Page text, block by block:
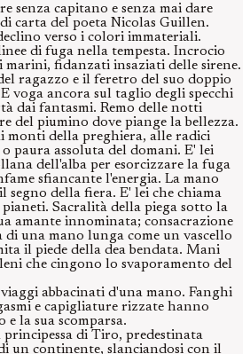
senza capitano e senza mai dare
carta del poeta Nicolas Guillen.
verso i colori immateriali.
di fuga nella tempesta. Incrocio
marini, fidanzati insaziati delle sirene.
ragazzo e il feretro del suo doppio
voga ancora sul taglio degli specchi
dai fantasmi. Remo delle notti
del piumino dove piange la bellezza.
monti della preghiera, alle radici
paura assoluta del domani. E' lei
dell'alba per esorcizzare la fuga
sfiancante l'energia. La mano
segno della fiera. E' lei che chiama
Sacralità della piega sotto la
amante innominata; consacrazione
di una mano lunga come un vascello
il piede della dea bendata. Mani
che cingono lo svaporamento del
abbacinati d'una mano. Fanghi
e capigliature rizzate hanno
la sua scomparsa.
di Tiro, predestinata
un continente, slanciandosi con il